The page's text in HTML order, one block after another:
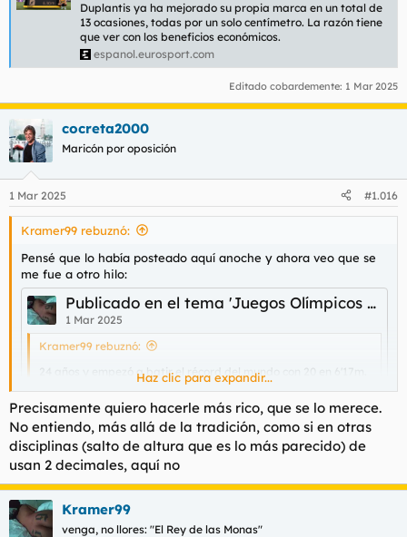
Duplantis ya ha mejorado su propia marca en un total de
13 ocasiones, todas por un solo centímetro. La razón tiene
que ver con los beneficios económicos.
espanol.eurosport.com
Editado cobardemente: 1 Mar 2025
cocreta2000
Maricón por oposición
1 Mar 2025 #1.016
Kramer99 rebuznó:
Pensé que lo había posteado aquí anoche y ahora veo que se
me fue a otro hilo:
Publicado en el tema 'Juegos Olímpicos de París 2024'
1 Mar 2025
Kramer99 rebuznó:
24 años y empezó a batir el récord del mundo con 20 en 6'17m.
Centímetro a centímetro aún lo batirá 15 veces más hasta los
6'40
Haz clic para expandir...
Haz clic para expandir...
Precisamente quiero hacerle más rico, que se lo merece.
No entiendo, más allá de la tradición, como si en otras
disciplinas (salto de altura que es lo más parecido) de
usan 2 decimales, aquí no
Kramer99
venga, no llores: "El Rey de las Monas"